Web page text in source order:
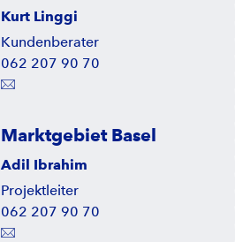
Kurt Linggi
Kundenberater
062 207 90 70
Marktgebiet Basel
Adil Ibrahim
Projektleiter
062 207 90 70